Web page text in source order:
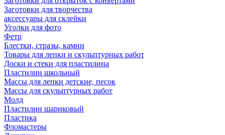
Заготовки для творчества
аксессуары для склейки
Уголки для фото
Фетр
Блестки, стразы, камни
Товары для лепки и скульптурных работ
Доски и стеки для пластилина
Пластилин школьный
Массы для лепки детские, песок
Массы для скульптурных работ
Молд
Пластилин шариковый
Пластика
Фломастеры